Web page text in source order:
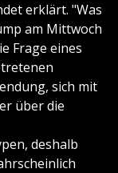
erklärt. "Was
am Mittwoch
Frage eines
sich mit
über die
deshalb